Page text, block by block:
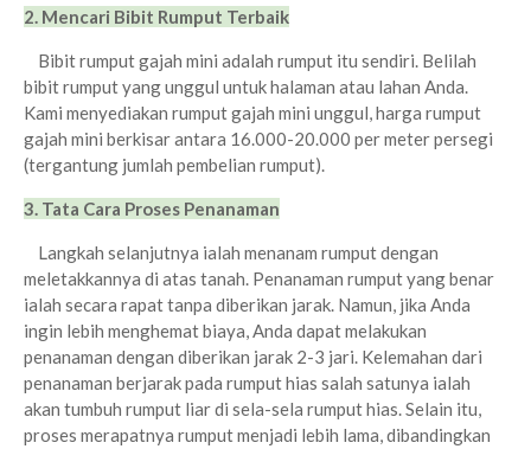
2. Mencari Bibit Rumput Terbaik
Bibit rumput gajah mini adalah rumput itu sendiri. Belilah
bibit rumput yang unggul untuk halaman atau lahan Anda.
Kami menyediakan rumput gajah mini unggul, harga rumput
gajah mini berkisar antara 16.000-20.000 per meter persegi
(tergantung jumlah pembelian rumput).
3. Tata Cara Proses Penanaman
Langkah selanjutnya ialah menanam rumput dengan
meletakkannya di atas tanah. Penanaman rumput yang benar
ialah secara rapat tanpa diberikan jarak. Namun, jika Anda
ingin lebih menghemat biaya, Anda dapat melakukan
penanaman dengan diberikan jarak 2-3 jari. Kelemahan dari
penanaman berjarak pada rumput hias salah satunya ialah
akan tumbuh rumput liar di sela-sela rumput hias. Selain itu,
proses merapatnya rumput menjadi lebih lama, dibandingkan